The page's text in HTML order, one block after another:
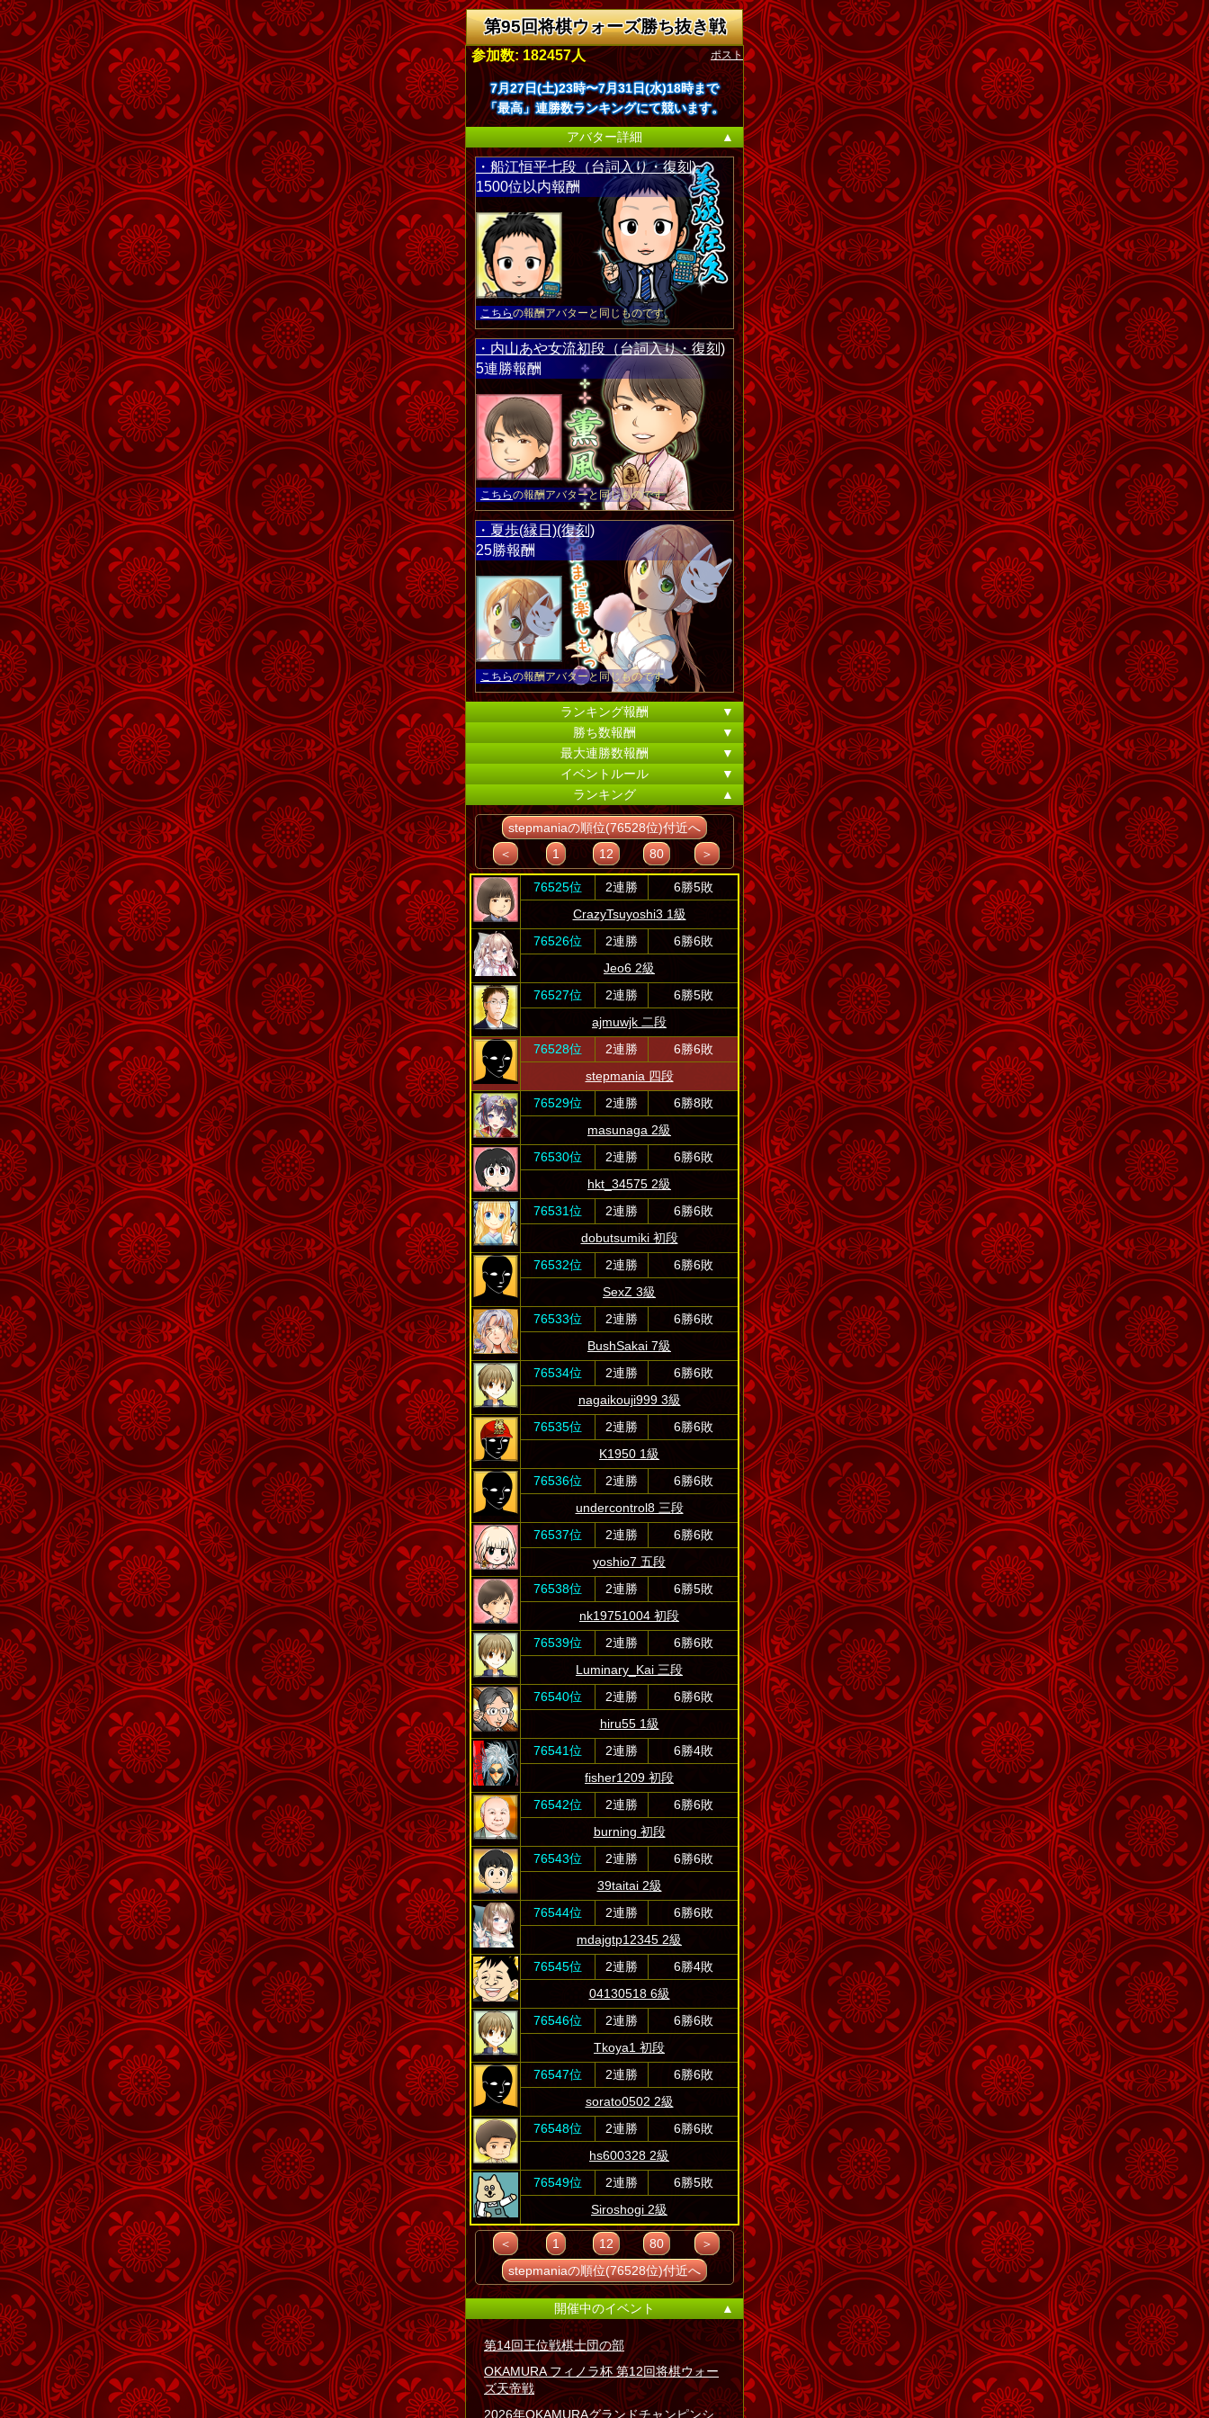
第95回将棋ウォーズ勝ち抜き戦
ポスト
参加数: 182457人
7月27日(土)23時〜7月31日(水)18時まで
「最高」連勝数ランキングにて競います。
アバター詳細
▲
・船江恒平七段（台詞入り・復刻)
1500位以内報酬
こちらの報酬アバターと同じものです。
・内山あや女流初段（台詞入り・復刻)
5連勝報酬
こちらの報酬アバターと同じものです。
・夏歩(縁日)(復刻)
25勝報酬
こちらの報酬アバターと同じものです。
ランキング報酬
▼
勝ち数報酬
▼
最大連勝数報酬
▼
イベントルール
▼
ランキング
▲
stepmaniaの順位(76528位)付近へ
＜
1 12 80 ＞
76525位 2連勝
6勝5敗
CrazyTsuyoshi3 1級
76526位
2連勝
6勝6敗
Jeo6 2級
76527位
2連勝
6勝5敗
ajmuwjk 二段
76528位
2連勝
6勝6敗
stepmania 四段
76529位
2連勝
6勝8敗
masunaga 2級
76530位
2連勝
6勝6敗
hkt_34575 2級
76531位
2連勝
6勝6敗
dobutsumiki 初段
76532位
2連勝
6勝6敗
SexZ 3級
76533位
2連勝
6勝6敗
BushSakai 7級
76534位
2連勝
6勝6敗
nagaikouji999 3級
76535位
2連勝
6勝6敗
K1950 1級
76536位
2連勝
6勝6敗
undercontrol8 三段
76537位
2連勝
6勝6敗
yoshio7 五段
76538位
2連勝
6勝5敗
nk19751004 初段
76539位
2連勝
6勝6敗
Luminary_Kai 三段
76540位
2連勝
6勝6敗
hiru55 1級
76541位
2連勝
6勝4敗
fisher1209 初段
76542位
2連勝
6勝6敗
burning 初段
76543位
2連勝
6勝6敗
39taitai 2級
76544位
2連勝
6勝6敗
mdajgtp12345 2級
76545位
2連勝
6勝4敗
04130518 6級
76546位
2連勝
6勝6敗
Tkoya1 初段
76547位
2連勝
6勝6敗
sorato0502 2級
76548位
2連勝
6勝6敗
hs600328 2級
76549位
2連勝
6勝5敗
Siroshogi 2級
＜ 1 12 80
＞
stepmaniaの順位(76528位)付近へ
開催中のイベント ▲
第14回王位戦棋士団の部
OKAMURA フィノラ杯 第12回将棋ウォー
ズ天帝戦
2026年OKAMURAグランドチャンピンシ